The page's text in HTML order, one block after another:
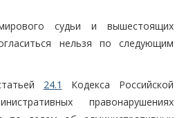
судьи и вышестоящих
нельзя по следующим
24.1
Кодекса Российской
правонарушениях